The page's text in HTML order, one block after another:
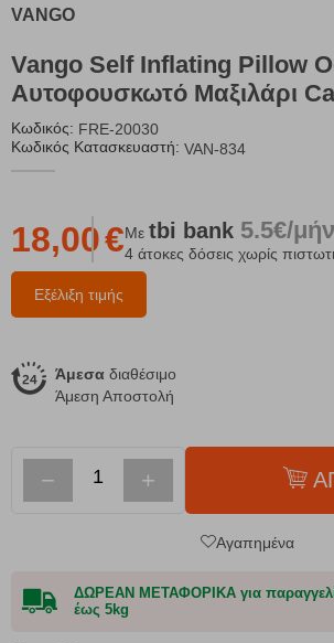
VANGO
Vango Self Inflating Pillow
Αυτοφουσκωτό Μαξιλάρι
Κωδικός: FRE-20030
Κωδικός Κατασκευαστή: VAN-834
Εξέλιξη τιμής
18,00€Με tbi bank 5.5€/
4 άτοκες δόσεις χωρίς
Άμεσα διαθέσιμο
Άμεση Αποστολή
− +
Αγαπημένα
ΔΩΡΕΑΝ ΜΕΤΑΦΟΡΙΚΑ για
έως 5kg